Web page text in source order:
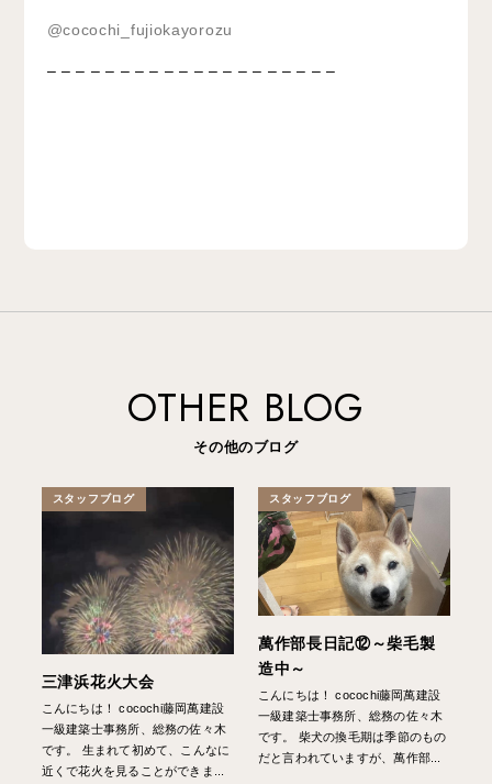
@cocochi_fujiokayorozu
– – – – – – – – – – – – – – – – – – – –
OTHER BLOG
その他のブログ
スタッフブログ
三津浜花火大会
こんにちは！ cocochi藤岡萬建設
一級建築士事務所、総務の佐々木
です。 生まれて初めて、こんなに
近くで花火を見ることができま...
スタッフブログ
萬作部長日記⑫～柴毛製
造中～
こんにちは！ cocochi藤岡萬建設
一級建築士事務所、総務の佐々木
です。 柴犬の換毛期は季節のもの
だと言われていますが、萬作部...